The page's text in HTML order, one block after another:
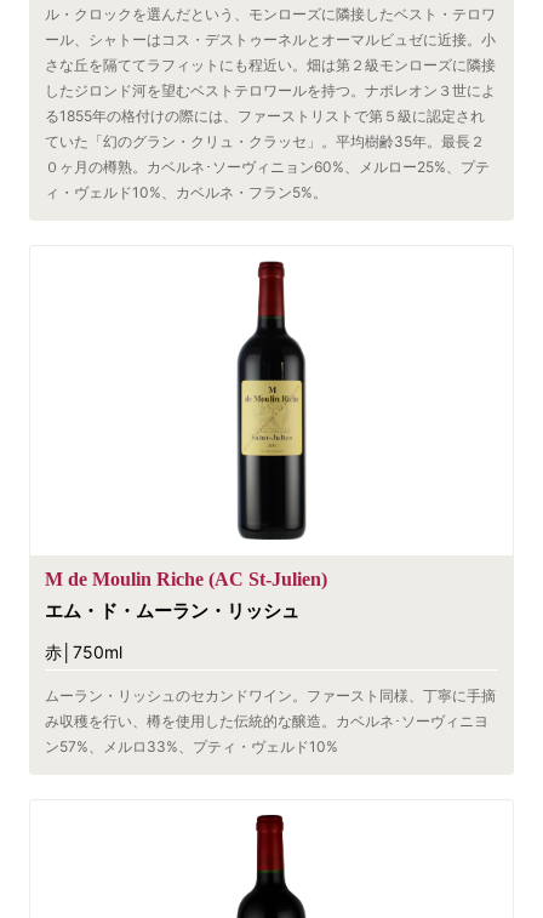
ル・クロックを選んだという、モンローズに隣接したベスト・テロワ
ール、シャトーはコス・デストゥーネルとオーマルビュゼに近接。小
さな丘を隔ててラフィットにも程近い。畑は第２級モンローズに隣接
したジロンド河を望むベストテロワールを持つ。ナポレオン３世によ
る1855年の格付けの際には、ファーストリストで第５級に認定され
ていた「幻のグラン・クリュ・クラッセ」。平均樹齢35年。最長２
０ヶ月の樽熟。カベルネ･ソーヴィニョン60%、メルロー25%、プテ
ィ・ヴェルド10%、カベルネ・フラン5%。
M de Moulin Riche (AC St-Julien)
エム・ド・ムーラン・リッシュ
赤│750ml
ムーラン・リッシュのセカンドワイン。ファースト同様、丁寧に手摘
み収穫を行い、樽を使用した伝統的な醸造。カベルネ･ソーヴィニヨ
ン57%、メルロ33%、プティ・ヴェルド10%